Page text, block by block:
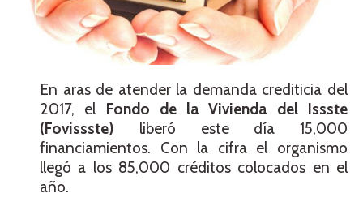
En aras de atender la demanda crediticia del
2017, el Fondo de la Vivienda del Issste
(Fovissste) liberó este día 15,000
financiamientos. Con la cifra el organismo
llegó a los 85,000 créditos colocados en el
año.